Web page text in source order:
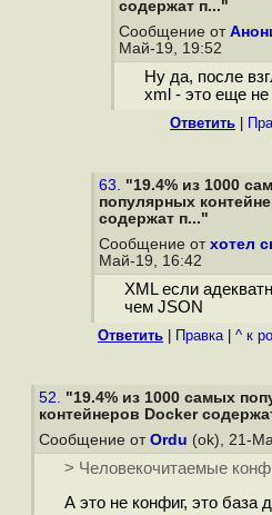
содержат п..."
Сообщение от
Май-19, 19:52
Ну да, после
xml - это еще
Ответить
63. "19.4% из 1000
популярных
содержат п..."
Сообщение от хотел
Май-19, 16:42
XML если
чем JSON
Ответить Правка| ^ к
52. "19.4% из 1000 самых
контейнеров Docker
Сообщение от Ordu (ok), 21-
> Человекочитаемые
А это не конфиг, это база